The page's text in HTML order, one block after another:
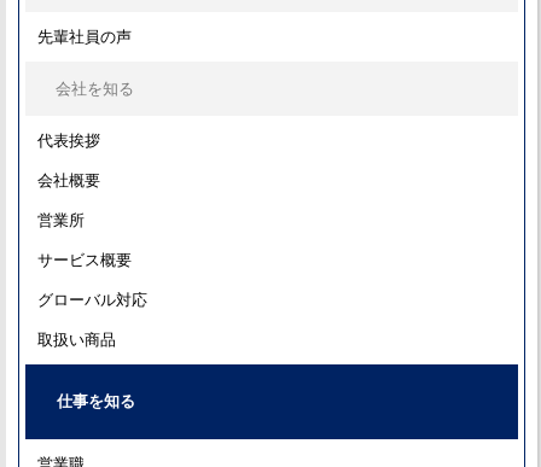
先輩社員の声
会社を知る
代表挨拶
会社概要
営業所
サービス概要
グローバル対応
取扱い商品
仕事を知る